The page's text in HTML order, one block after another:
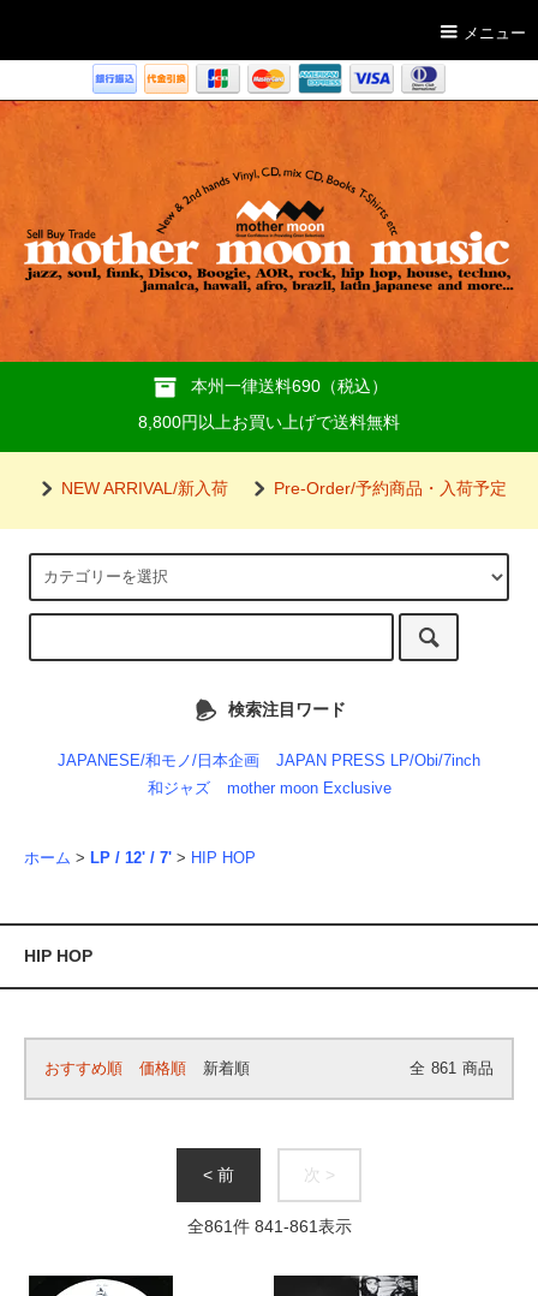
メニュー
本州一律送料690（税込）
8,800円以上お買い上げで送料無料
NEW ARRIVAL/新入荷 Pre-Order/予約商品・入荷予定
検索注目ワード
JAPANESE/和モノ/日本企画
JAPAN PRESS LP/Obi/7inch
和ジャズ
mother moon Exclusive
ホーム > LP / 12' / 7' > HIP HOP
HIP HOP
おすすめ順 価格順 新着順 全 861 商品
< 前 次 >
全861件 841-861表示